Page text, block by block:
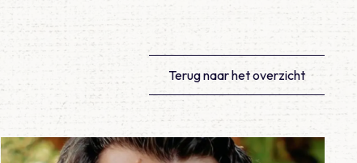
Terug naar het overzicht
Lees meer over Meegemaakt – Hockeydokter